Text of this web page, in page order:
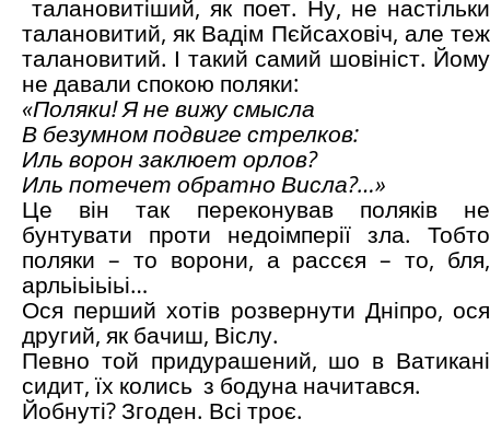
талановитіший, як поет. Ну, не настільки
талановитий, як Вадім Пєйсаховіч, але теж
талановитий. І такий самий шовініст. Йому
не давали спокою поляки:
«Поляки! Я не вижу смысла
В безумном подвиге стрелков:
Иль ворон заклюет орлов?
Иль потечет обратно Висла?…»
Це він так переконував поляків не
бунтувати проти недоімперії зла. Тобто
поляки – то ворони, а рассєя – то, бля,
арльіьіьіьі…
Ося перший хотів розвернути Дніпро, ося
другий, як бачиш, Віслу.
Певно той придурашений, шо в Ватикані
сидит, їх колись з бодуна начитався.
Йобнуті? Згоден. Всі троє.